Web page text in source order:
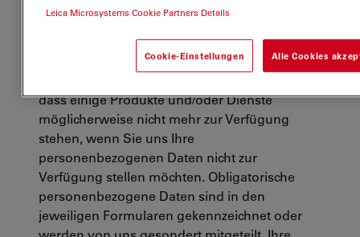
einzuholen.
Wir verpflichten uns, personenbezogene
Daten in Übereinstimmung mit den geltenden
dass einige Produkte und/oder Dienste
möglicherweise nicht mehr zur Verfügung
stehen, wenn Sie uns Ihre
personenbezogenen Daten nicht zur
Verfügung stellen möchten. Obligatorische
personenbezogene Daten sind in den
jeweiligen Formularen gekennzeichnet oder
Leica Microsystems Cookie Partners Details
Cookie-Einstellungen Alle Cookies